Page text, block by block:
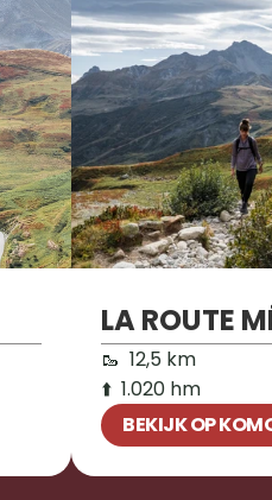
LA ROUTE
🥾  12,5 km
⬆️  1.020 hm
BEKIJK OP